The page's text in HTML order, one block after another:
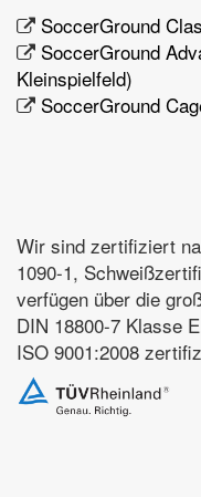
SoccerGround
SoccerGround
Kleinspielfeld)
SoccerGround
Wir sind zertifiziert
1090-1,
verfügen über die
DIN 18800-7 Klasse
ISO 9001:2008